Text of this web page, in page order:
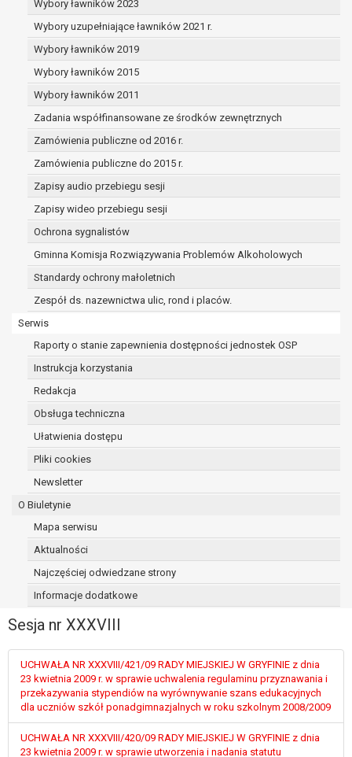
Wybory ławników 2023
Wybory uzupełniające ławników 2021 r.
Wybory ławników 2019
Wybory ławników 2015
Wybory ławników 2011
Zadania współfinansowane ze środków zewnętrznych
Zamówienia publiczne od 2016 r.
Zamówienia publiczne do 2015 r.
Zapisy audio przebiegu sesji
Zapisy wideo przebiegu sesji
Ochrona sygnalistów
Gminna Komisja Rozwiązywania Problemów Alkoholowych
Standardy ochrony małoletnich
Zespół ds. nazewnictwa ulic, rond i placów.
Serwis
Raporty o stanie zapewnienia dostępności jednostek OSP
Instrukcja korzystania
Redakcja
Obsługa techniczna
Ułatwienia dostępu
Pliki cookies
Newsletter
O Biuletynie
Mapa serwisu
Aktualności
Najczęściej odwiedzane strony
Informacje dodatkowe
Sesja nr XXXVIII
UCHWAŁA NR XXXVIII/421/09 RADY MIEJSKIEJ W GRYFINIE z dnia
23 kwietnia 2009 r. w sprawie uchwalenia regulaminu przyznawania i
przekazywania stypendiów na wyrównywanie szans edukacyjnych
dla uczniów szkół ponadgimnazjalnych w roku szkolnym 2008/2009
UCHWAŁA NR XXXVIII/420/09 RADY MIEJSKIEJ W GRYFINIE z dnia
23 kwietnia 2009 r. w sprawie utworzenia i nadania statutu
dane osobowe przetwarzane są
niezgodnie z prawem,
dane osobowe muszą być usunięte w
celu wywiązania się z obowiązku
prawo do żądania ograniczenia
przetwarzania danych osobowych na
podstawie art. 18 RODO, w przypadku gdy:
osoba, której dane dotyczą
kwestionuje prawidłowość danych
osobowych – na okres pozwalający
administratorowi sprawdzić
przetwarzanie danych jest niezgodne
z prawem, a osoba, której dane
dotyczą, sprzeciwia się usunięciu
danych, żądając w zamian ich
ograniczenia,
danych dla swoich celów, ale osoba,
której dane dotyczą, potrzebuje ich do
ustalenia, obrony lub dochodzenia
roszczeń,
osoba, której dane dotyczą, wniosła
sprzeciw wobec przetwarzania
danych - do czasu ustalenia czy
prawnie uzasadnione podstawy po
podstawie art. 20 RODO, w przypadku gdy
przetwarzanie danych odbywa się na
której dane dotyczą lub na podstawie
zautomatyzowany;
prawo sprzeciwu wobec przetwarzania
danych na podstawie art. 21 RODO, wobec
przetwarzania danych osobowych, którego
niezbędność przetwarzania do